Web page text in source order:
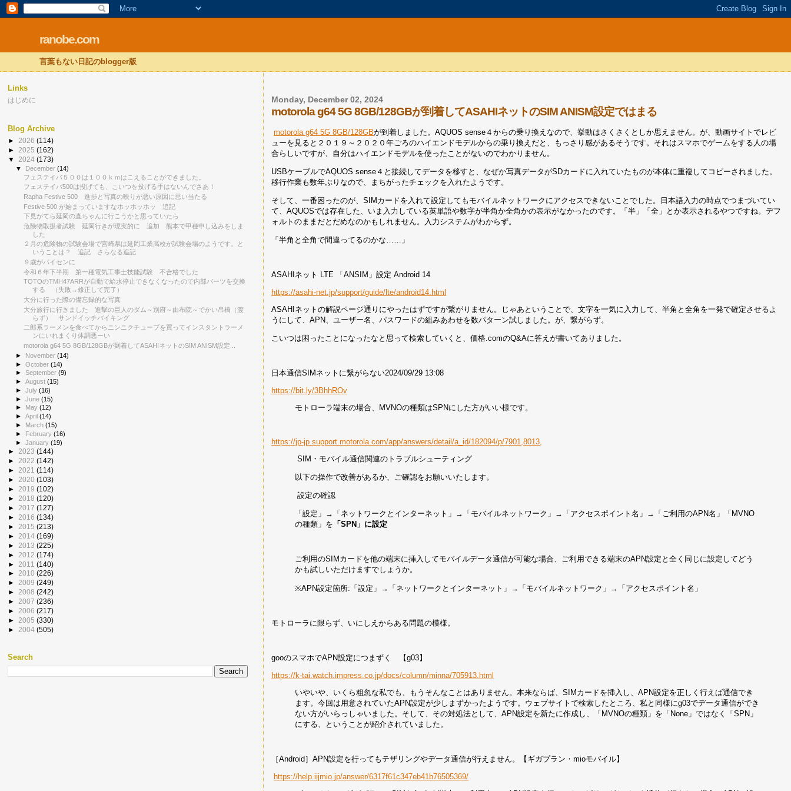
ranobe.com
言葉もない日記のblogger版
Monday, December 02, 2024
motorola g64 5G 8GB/128GBが到着してASAHIネットのSIM ANISM設定ではまる
motorola g64 5G 8GB/128GBが到着しました。AQUOS sense４からの乗り換えなので、挙動はさくさくとしか思えません。が、動画サイトでレビ
ューを見ると２０１９～２０２０年ごろのハイエンドモデルからの乗り換えだと、もっさり感があるそうです。それはスマホでゲームをする人の場
合らしいですが、自分はハイエンドモデルを使ったことがないのでわかりません。
USBケーブルでAQUOS sense４と接続してデータを移すと、なぜか写真データがSDカードに入れていたものが本体に重複してコピーされました。
移行作業も数年ぶりなので、まちがったチェックを入れたようです。
そして、一番困ったのが、SIMカードを入れて設定してもモバイルネットワークにアクセスできないことでした。日本語入力の時点でつまづいてい
て、AQUOSでは存在した、いま入力している英単語や数字が半角か全角かの表示がなかったのです。「半」「全」とか表示されるやつですね。デフ
ォルトのままだとだめなのかもしれません。入力システムがわからず。
「半角と全角で間違ってるのかな……」
ASAHIネット LTE 「ANSIM」設定 Android 14
https://asahi-net.jp/support/guide/lte/android14.html
ASAHIネットの解説ページ通りにやったはずですが繋がりません。じゃあということで、文字を一気に入力して、半角と全角を一発で確定させるよ
うにして、APN、ユーザー名、パスワードの組みあわせを数パターン試しました。が、繋がらず。
こいつは困ったことになったなと思って検索していくと、価格.comのQ&Aに答えが書いてありました。
日本通信SIMネットに繋がらない2024/09/29 13:08
https://bit.ly/3BhhROv
モトローラ端末の場合、MVNOの種類はSPNにした方がいい様です。
https://jp-jp.support.motorola.com/app/answers/detail/a_id/182094/p/7901,8013,
SIM・モバイル通信関連のトラブルシューティング
以下の操作で改善があるか、ご確認をお願いいたします。
設定の確認
「設定」→「ネットワークとインターネット」→「モバイルネットワーク」→「アクセスポイント名」→「ご利用のAPN名」「MVNO
の種類」を 「SPN」に設定
ご利用のSIMカードを他の端末に挿入してモバイルデータ通信が可能な場合、ご利用できる端末のAPN設定と全く同じに設定してどう
かも試しいただけますでしょうか。
※APN設定箇所:「設定」→「ネットワークとインターネット」→「モバイルネットワーク」→「アクセスポイント名」
モトローラに限らず、いにしえからある問題の模様。
gooのスマホでAPN設定につまずく 【g03】
https://k-tai.watch.impress.co.jp/docs/column/minna/705913.html
いやいや、いくら粗忽な私でも、もうそんなことはありません。本来ならば、SIMカードを挿入し、APN設定を正しく行えば通信でき
ます。今回は用意されていたAPN設定が少しまずかったようです。ウェブサイトで検索したところ、私と同様にg03でデータ通信ができ
ない方がいらっしゃいました。そして、その対処法として、APN設定を新たに作成し、「MVNOの種類」を「None」ではなく「SPN」
にする、ということが紹介されていました。
［Android］APN設定を行ってもテザリングやデータ通信が行えません。【ギガプラン・mioモバイル】
https://help.iijmio.jp/answer/6317f61c347eb41b76505369/
Links
はじめに
Blog Archive
► 2026 (114)
► 2025 (162)
▼ 2024 (173)
▼ December(14)
フェステイバ５００は１００ｋｍはこえることができました。
フェステイバ500は投げても、こいつを投げる手はないんでさあ！
Rapha Festive 500 進捗と写真の映りが悪い原因に思い当たる
Festive 500 が始まっていますなホッホッホッ 追記
下見がてら延岡の直ちゃんに行こうかと思っていたら
危険物取扱者試験 延岡行きが現実的に 追加 熊本で甲種申し込みをしま
した
２月の危険物の試験会場で宮崎県は延岡工業高校が試験会場のようです。と
いうことは？ 追記 さらなる追記
９歳がパイセンに
令和６年下半期 第一種電気工事士技能試験 不合格でした
TOTOのTMH47ARRが自動で給水停止できなくなったので内部パーツを交換
する （失敗→修正して完了）
大分に行った際の備忘録的な写真
大分旅行に行きました 進撃の巨人のダム～別府～由布院～でかい吊橋（渡
らず） サンドイッチバイキング
二郎系ラーメンを食べてからニンニクチューブを買ってインスタントラーメ
ンにいれまくり体調悪ーい
motorola g64 5G 8GB/128GBが到着してASAHIネットのSIM ANISM設定...
► November(14)
►October(14)
►September(9)
►August(15)
►July(16)
►June(15)
►
May(12)
►April(14)
► March(15)
► February(16)
►January(19)
► 2023 (144)
► 2022 (142)
► 2021 (114)
► 2020 (103)
► 2019 (102)
► 2018 (120)
► 2017 (127)
► 2016 (134)
► 2015 (213)
► 2014 (169)
► 2013 (225)
► 2012 (174)
► 2011 (140)
► 2010 (226)
► 2009 (249)
► 2008 (242)
► 2007 (236)
► 2006 (217)
► 2005 (330)
► 2004 (505)
Search